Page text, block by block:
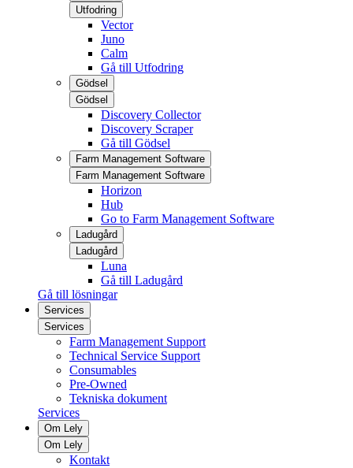
Utfodring
Vector
Juno
Calm
Gå till Utfodring
Gödsel
Gödsel
Discovery Collector
Discovery Scraper
Gå till Gödsel
Farm Management Software
Farm Management Software
Horizon
Hub
Go to Farm Management Software
Ladugård
Ladugård
Luna
Gå till Ladugård
Gå till lösningar
Services
Services
Farm Management Support
Technical Service Support
Consumables
Pre-Owned
Tekniska dokument
Services
Om Lely
Om Lely
Kontakt